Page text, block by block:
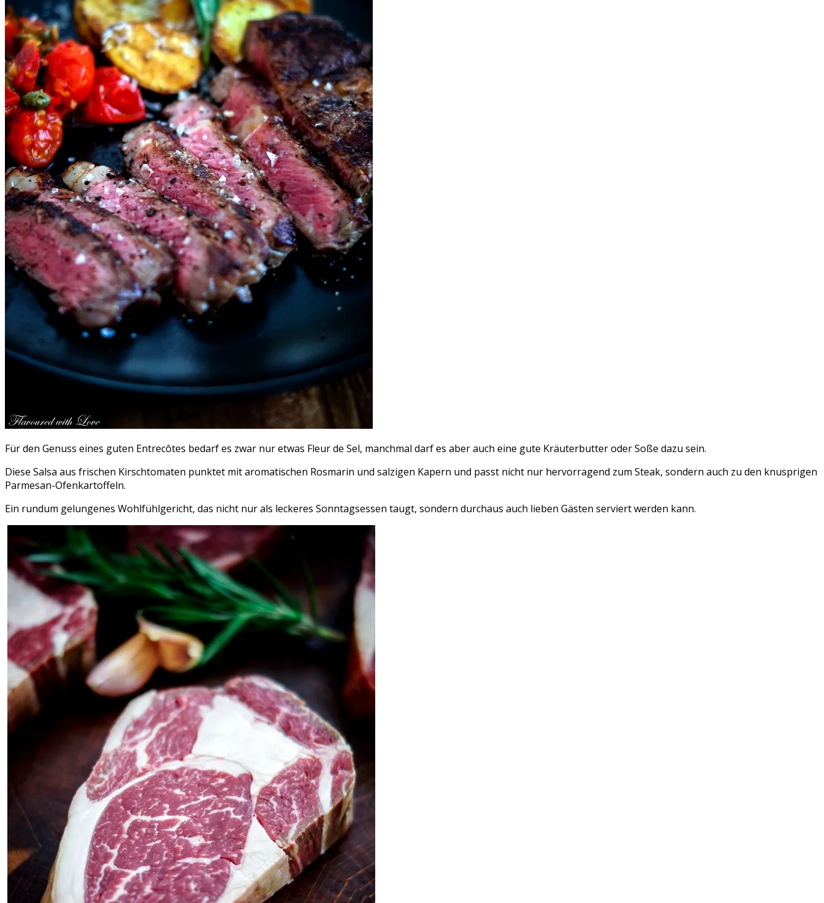
Für den Genuss eines guten Entrecôtes bedarf es zwar nur etwas Fleur de Sel, manchmal darf es aber auch eine gute Kräuterbutter oder Soße dazu sein.
Diese Salsa aus frischen Kirschtomaten punktet mit aromatischen Rosmarin und salzigen Kapern und passt nicht nur hervorragend zum Steak, sondern auch zu den knusprigen
Parmesan-Ofenkartoffeln.
Ein rundum gelungenes Wohlfühlgericht, das nicht nur als leckeres Sonntagsessen taugt, sondern durchaus auch lieben Gästen serviert werden kann.